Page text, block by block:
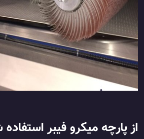
از پارچه میکرو فیبر